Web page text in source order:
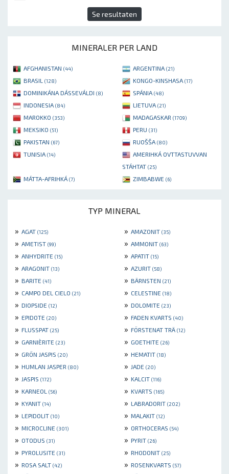
Se resultaten
MINERALER PER LAND
AFGHANISTAN (44) ARGENTINA (21)
BRASIL (128) KONGO-KINSHASA (17)
DOMINIKÁNA DÁSSEVÁLDI (8) SPÁNIA (48)
INDONESIA (84) LIETUVA (21)
MAROKKO (353) MADAGASKAR (1709)
MEKSIKO (51) PERU (31)
PAKISTAN (67) RUOŠŠA (80)
TUNISIA (14)
AMERIHKÁ OVTTASTUVVAN
STÁHTAT (25)
MÁTTA-AFRIHKÁ (7) ZIMBABWE (6)
TYP MINERAL
» AGAT (125) » AMAZONIT (35)
» AMETIST (99) » AMMONIT (63)
» ANHYDRITE (15) » APATIT (15)
» ARAGONIT (13) » AZURIT (58)
» BARITE (41) » BÄRNSTEN (21)
» CAMPO DEL CIELO (21) » CELESTINE (18)
» DIOPSIDE (12) » DOLOMITE (23)
» EPIDOTE (20) » FADEN KVARTS (40)
» FLUSSPAT (25) » FÖRSTENAT TRÄ (12)
» GARNIÈRITE (23) » GOETHITE (26)
» GRÖN JASPIS (20) » HEMATIT (18)
» HUMLAN JASPER (80) » JADE (20)
» JASPIS (172) » KALCIT (116)
» KARNEOL (56) » KVARTS (165)
» KYANIT (14) » LABRADORIT (202)
» LEPIDOLIT (10) » MALAKIT (12)
» MICROCLINE (301) » ORTHOCERAS (54)
» OTODUS (31) » PYRIT (26)
» PYROLUSITE (31) » RHODONIT (25)
» ROSA SALT (42) » ROSENKVARTS (57)